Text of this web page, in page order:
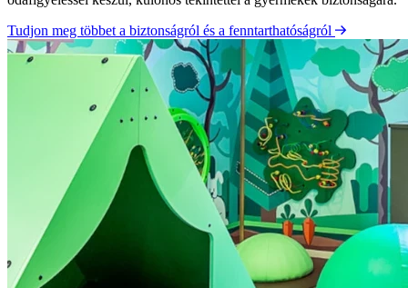
Tudjon meg többet a biztonságról és a fenntarthatóságról